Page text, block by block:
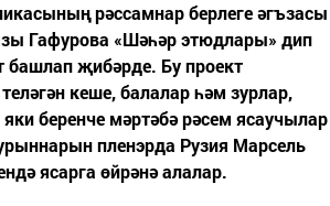
рәссамнар берлеге әгъзасы
Гафурова «Шәһәр этюдлары» дип
башлап җибәрде. Бу проект
кеше, балалар һәм зурлар,
беренче мәртәбә рәсем ясаучылар
пленэрда Рузия Марсель
ясарга өйрәнә алалар.